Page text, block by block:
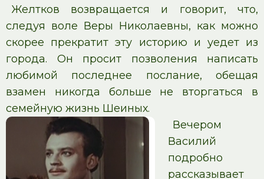
Желтков возвращается и говорит, что,
следуя воле Веры Николаевны, как можно
скорее прекратит эту историю и уедет из
города. Он просит позволения написать
любимой последнее послание, обещая
взамен никогда больше не вторгаться в
семейную жизнь Шеиных.
Вечером
Василий
подробно
рассказывает